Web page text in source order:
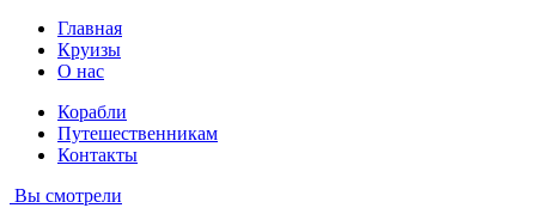
Главная
Круизы
О нас
Корабли
Путешественникам
Контакты
Вы смотрели